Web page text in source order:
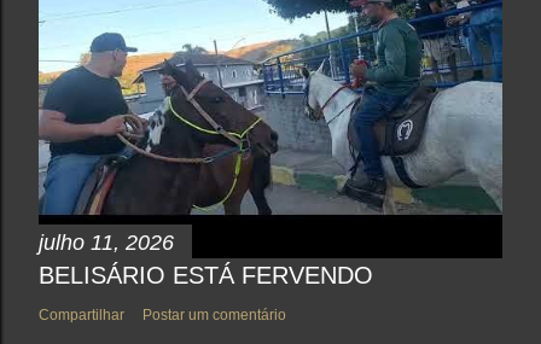
julho 11, 2026
BELISÁRIO ESTÁ FERVENDO
Compartilhar Postar um comentário